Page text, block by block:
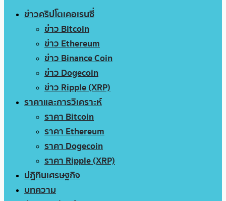
ข่าวคริปโตเคอเรนซี่
ข่าว Bitcoin
ข่าว Ethereum
ข่าว Binance Coin
ข่าว Dogecoin
ข่าว Ripple (XRP)
ราคาและการวิเคราะห์
ราคา Bitcoin
ราคา Ethereum
ราคา Dogecoin
ราคา Ripple (XRP)
ปฏิทินเศรษฐกิจ
บทความ